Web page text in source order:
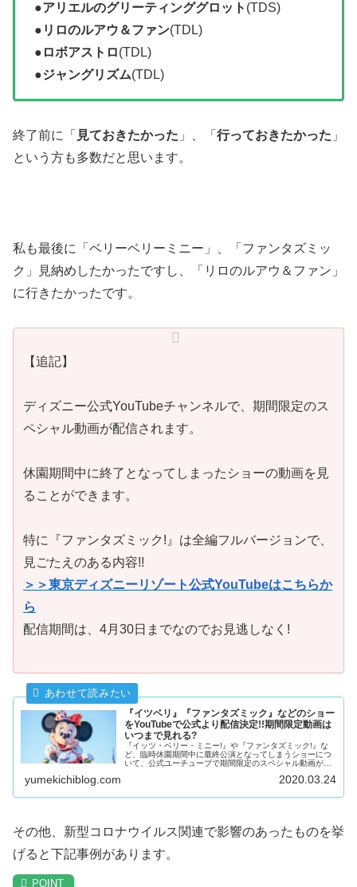
●アリエルのグリーティンググロット (TDS)
● リロのルアウ＆ファン(TDL)
● ロボアストロ(TDL)
●ジャングリズム(TDL)
終了前に「 見ておきたかった 」、「 行っておきたかった 」
という方も多数だと思います。
私も最後に「ベリーベリーミニー」、「ファンタズミッ
ク」見納めしたかったですし、「リロのルアウ＆ファン」
に行きたかったです。
【追記】
ディズニー公式YouTubeチャンネルで、期間限定のス
ペシャル動画が配信されます。
休園期間中に終了となってしまったショーの動画を見
ることができます。
特に『ファンタズミック!』は全編フルバージョンで、
見ごたえのある内容!!
＞＞東京ディズニーリゾート公式YouTubeはこちらか
ら
配信期間は、4月30日までなのでお見逃しなく!
『イツベリ』『ファンタズミック』などのショー
をYouTubeで公式より配信決定!!期間限定動画は
いつまで見れる?
『イッツ・ベリー・ミニー!』や『ファンタズミック!』な
ど、臨時休園期間中に最終公演となってしまうショーにつ
いて、公式ユーチューブで期間限定のスペシャル動画が配
のか、何が配信されるのか、情報まとめます。
yumekichiblog.com 2020.03.24
その他、新型コロナウイルス関連で影響のあったものを挙
げると下記事例があります。